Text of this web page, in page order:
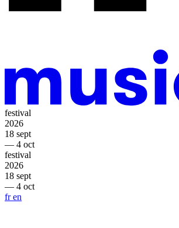
festival
2026
18 sept
— 4 oct
festival
2026
18 sept
— 4 oct
fren